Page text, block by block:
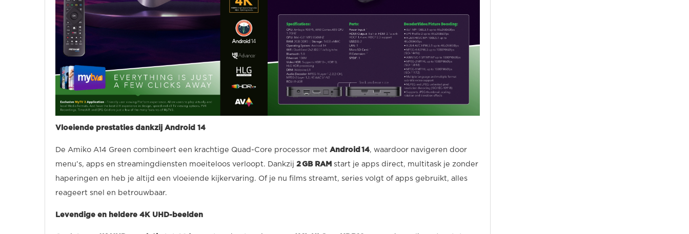
Vloeiende prestaties dankzij Android 14
De Amiko A14 Green combineert een krachtige Quad-Core processor met Android 14, waardoor navigeren door
menu’s, apps en streamingdiensten moeiteloos verloopt. Dankzij 2 GB RAM start je apps direct, multitask je zonder
haperingen en heb je altijd een vloeiende kijkervaring. Of je nu films streamt, series volgt of apps gebruikt, alles
reageert snel en betrouwbaar.
Levendige en heldere 4K UHD-beelden